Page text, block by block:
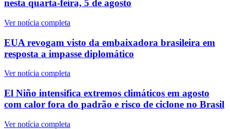
nesta quarta-feira, 5 de agosto
Ver notícia completa
EUA revogam visto da embaixadora brasileira em
resposta a impasse diplomático
Ver notícia completa
El Niño intensifica extremos climáticos em agosto
com calor fora do padrão e risco de ciclone no Brasil
Ver notícia completa